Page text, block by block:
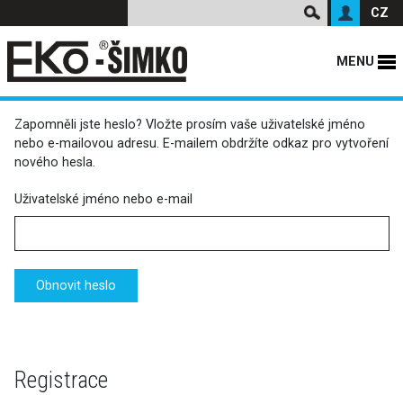
CZ
MENU
Zapomněli jste heslo? Vložte prosím vaše uživatelské jméno
nebo e-mailovou adresu. E-mailem obdržíte odkaz pro vytvoření
nového hesla.
Uživatelské jméno nebo e-mail
Obnovit heslo
Registrace